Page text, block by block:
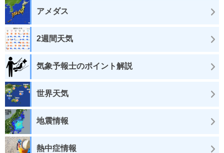
アメダス
2週間天気
気象予報士のポイント解説
世界天気
地震情報
熱中症情報